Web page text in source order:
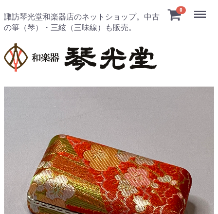
諏訪琴光堂和楽器店のネットショップ。中古
の箏（琴）・三絃（三味線）も販売。
0 Menu